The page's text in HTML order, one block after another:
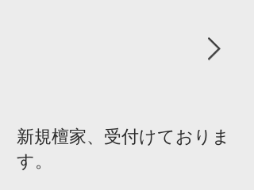
新規檀家、受付けておりま
す。